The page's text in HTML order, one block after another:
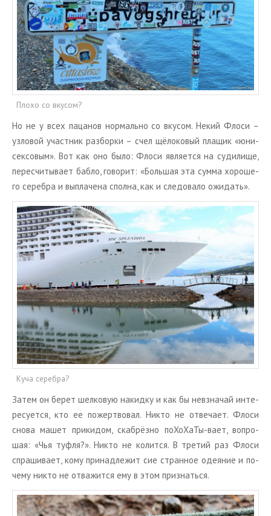
Плохо со вкусом?
Но не у всех па­ца­нов нор­маль­но со вку­сом. Некий Флоси –
уз­ло­вой участ­ник раз­бор­ки – счел щё­ло­ко­вый пла­щик «юни­
сек­со­вым». Вот как оно было: Флоси яв­ля­ет­ся на су­ди­ли­ще,
пе­ре­счи­ты­ва­ет бабло, го­во­рит: «Боль­шая эта сумма хо­ро­ше­
го се­реб­ра и вы­пла­че­на спол­на, как и сле­до­ва­ло ожи­дать».
Куча серебра?
Затем он берет шел­ко­вую на­кид­ку и как бы невзна­чай ин­те­
ре­су­ет­ся, кто ее по­жерт­во­вал. Никто не от­ве­ча­ет. Флоси
снова машет при­ки­дом, ска­брёз­но по­Хо­Ха­Ты-вает, во­про­
шая: «Чья туфля?». Никто не ко­лит­ся. В тре­тий раз Флоси
спра­ши­ва­ет, кому при­над­ле­жит сие стран­ное оде­я­ние и по­
че­му никто не от­ва­жит­ся ему в этом при­знать­ся.